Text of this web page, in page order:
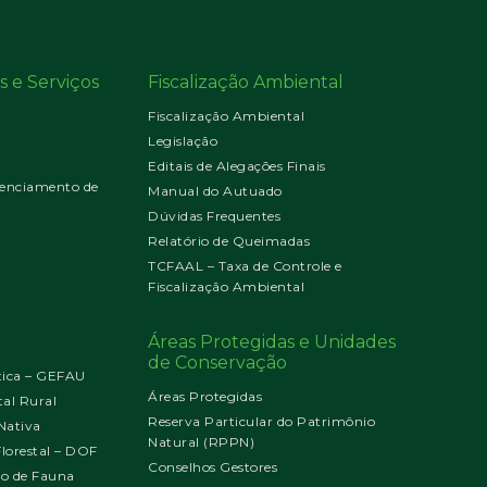
e Serviços
de
Fiscalização Ambiental
Fiscalização Ambiental
Legislação
Editais de Alegações Finais
Manual do Autuado
Dúvidas Frequentes
Relatório de Queimadas
TCFAAL – Taxa de Controle e
Fiscalização Ambiental
– GEFAU
Rural
– DOF
de Fauna
Áreas Protegidas e Unidades
de Conservação
Áreas Protegidas
Reserva Particular do Patrimônio
Natural (RPPN)
Conselhos Gestores